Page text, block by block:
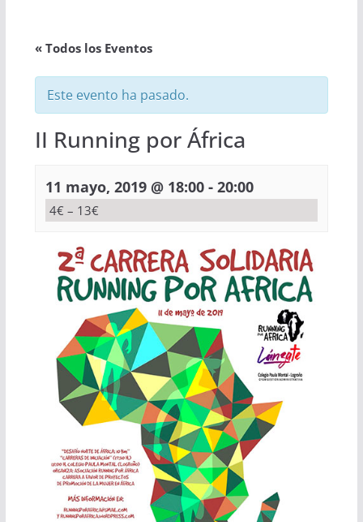
« Todos los Eventos
Este evento ha pasado.
II Running por África
11 mayo, 2019 @ 18:00- 20:00
4€ – 13€